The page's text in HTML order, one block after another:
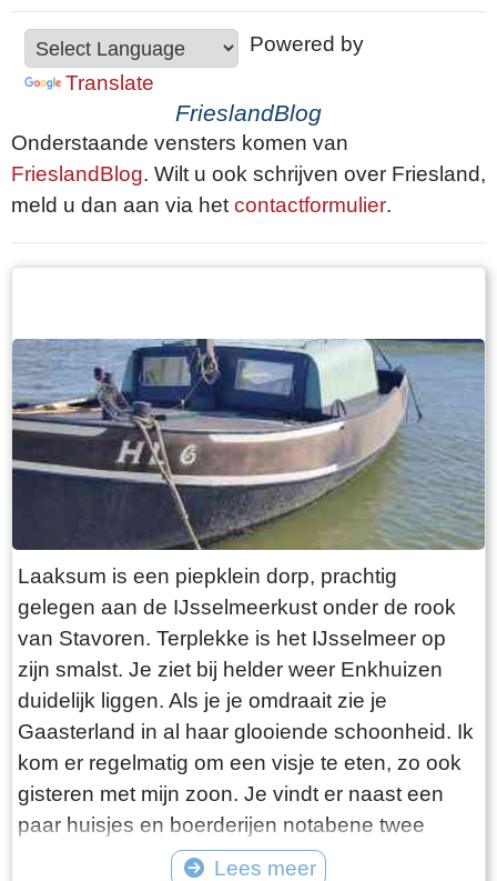
Powered by
Translate
FrieslandBlog
Onderstaande vensters komen van
FrieslandBlog. Wilt u ook schrijven over Friesland,
meld u dan aan via het contactformulier.
Laaksum is een piepklein dorp, prachtig
gelegen aan de IJsselmeerkust onder de rook
van Stavoren. Terplekke is het IJsselmeer op
zijn smalst. Je ziet bij helder weer Enkhuizen
duidelijk liggen. Als je je omdraait zie je
Gaasterland in al haar glooiende schoonheid. Ik
kom er regelmatig om een visje te eten, zo ook
gisteren met mijn zoon. Je vindt er naast een
paar huisjes en boerderijen notabene twee
visrestaurants op steenworp afstand van elkaar.
Lees meer